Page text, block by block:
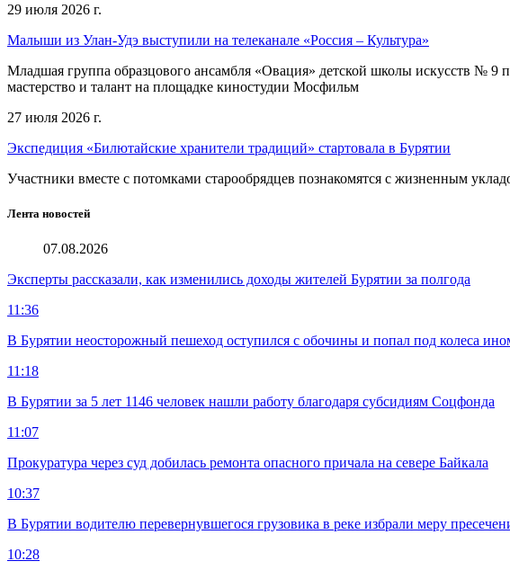
29 июля 2026 г.
Малыши из Улан-Удэ выступили на телеканале «Россия – Культура»
Младшая группа образцового ансамбля «Овация» детской школы искусств № 9
мастерство и талант на площадке киностудии Мосфильм
27 июля 2026 г.
Экспедиция «Билютайские хранители традиций» стартовала в Бурятии
Участники вместе с потомками старообрядцев познакомятся с жизненным
Лента новостей
07.08.2026
Эксперты рассказали, как изменились доходы жителей Бурятии за полгода
11:36
В Бурятии неосторожный пешеход оступился с обочины и попал под колеса
11:18
В Бурятии за 5 лет 1146 человек нашли работу благодаря субсидиям Соцфонда
11:07
Прокуратура через суд добилась ремонта опасного причала на севере Байкала
10:37
В Бурятии водителю перевернувшегося грузовика в реке избрали меру
10:28